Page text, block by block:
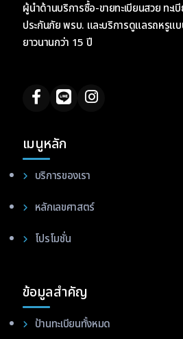
ผู้นำด้านบริการซื้อ-ขายทะเบียนสวย ทะ
ประกันภัย พรบ. และบริการดูแลรถหรูแ
ยาวนานกว่า 15 ปี
เมนูหลัก
บริการของเรา
หลักเลขศาสตร์
โปรโมชั่น
ข้อมูลสำคัญ
ป้านทะเบียนทั้งหมด